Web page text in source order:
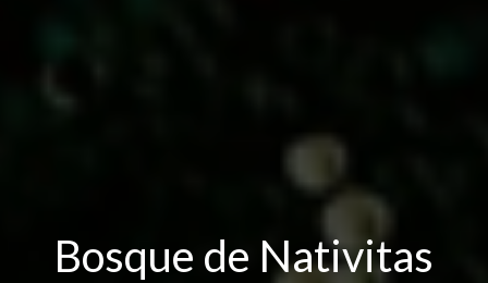
Bosque de Nativitas